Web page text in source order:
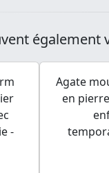
également
-
Agate
en